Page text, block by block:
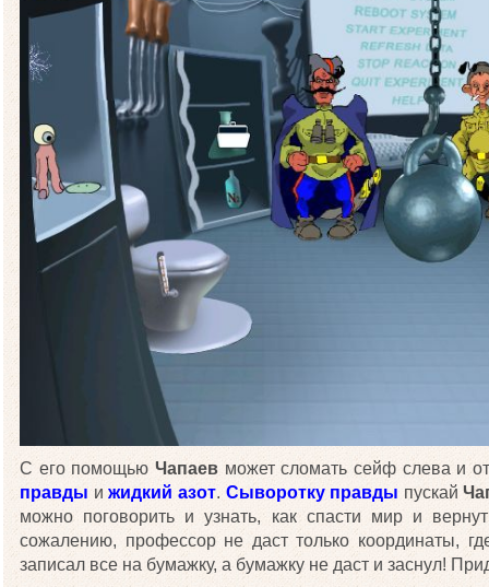
С его помощью Чапаевможет сломать сейф слева и
правды ижидкий азот. Сыворотку правды пускай
можно поговорить и узнать, как спасти мир и
сожалению, профессор не даст только координаты,
записал все на бумажку, а бумажку не даст и заснул!